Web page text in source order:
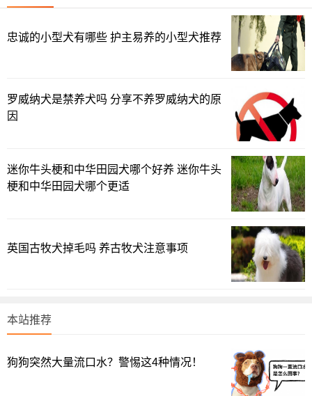
如果你发现你家的小哈士奇，饭量胃口都很好，但就是不
长胖，便便的时候带血，一般这种情况就是体内有虫子了，
的给它们进行驱虫，并且是内外都需要驱，很多人觉得幼犬
没必要驱虫，这个想法是非常错误的，幼犬的体内更容易有
寄生虫，因为它们的体质比较弱，所以相对而言抵抗力也
3.关于疫苗
忠诚的小型犬有哪些 护主易养的小型犬推荐
罗威纳犬是禁养犬吗 分享不养罗威纳犬的原
因
迷你牛头梗和中华田园犬哪个好养 迷你牛头
梗和中华田园犬哪个更适
英国古牧犬掉毛吗 养古牧犬注意事项
本站推荐
狗狗突然大量流口水？警惕这4种情况！